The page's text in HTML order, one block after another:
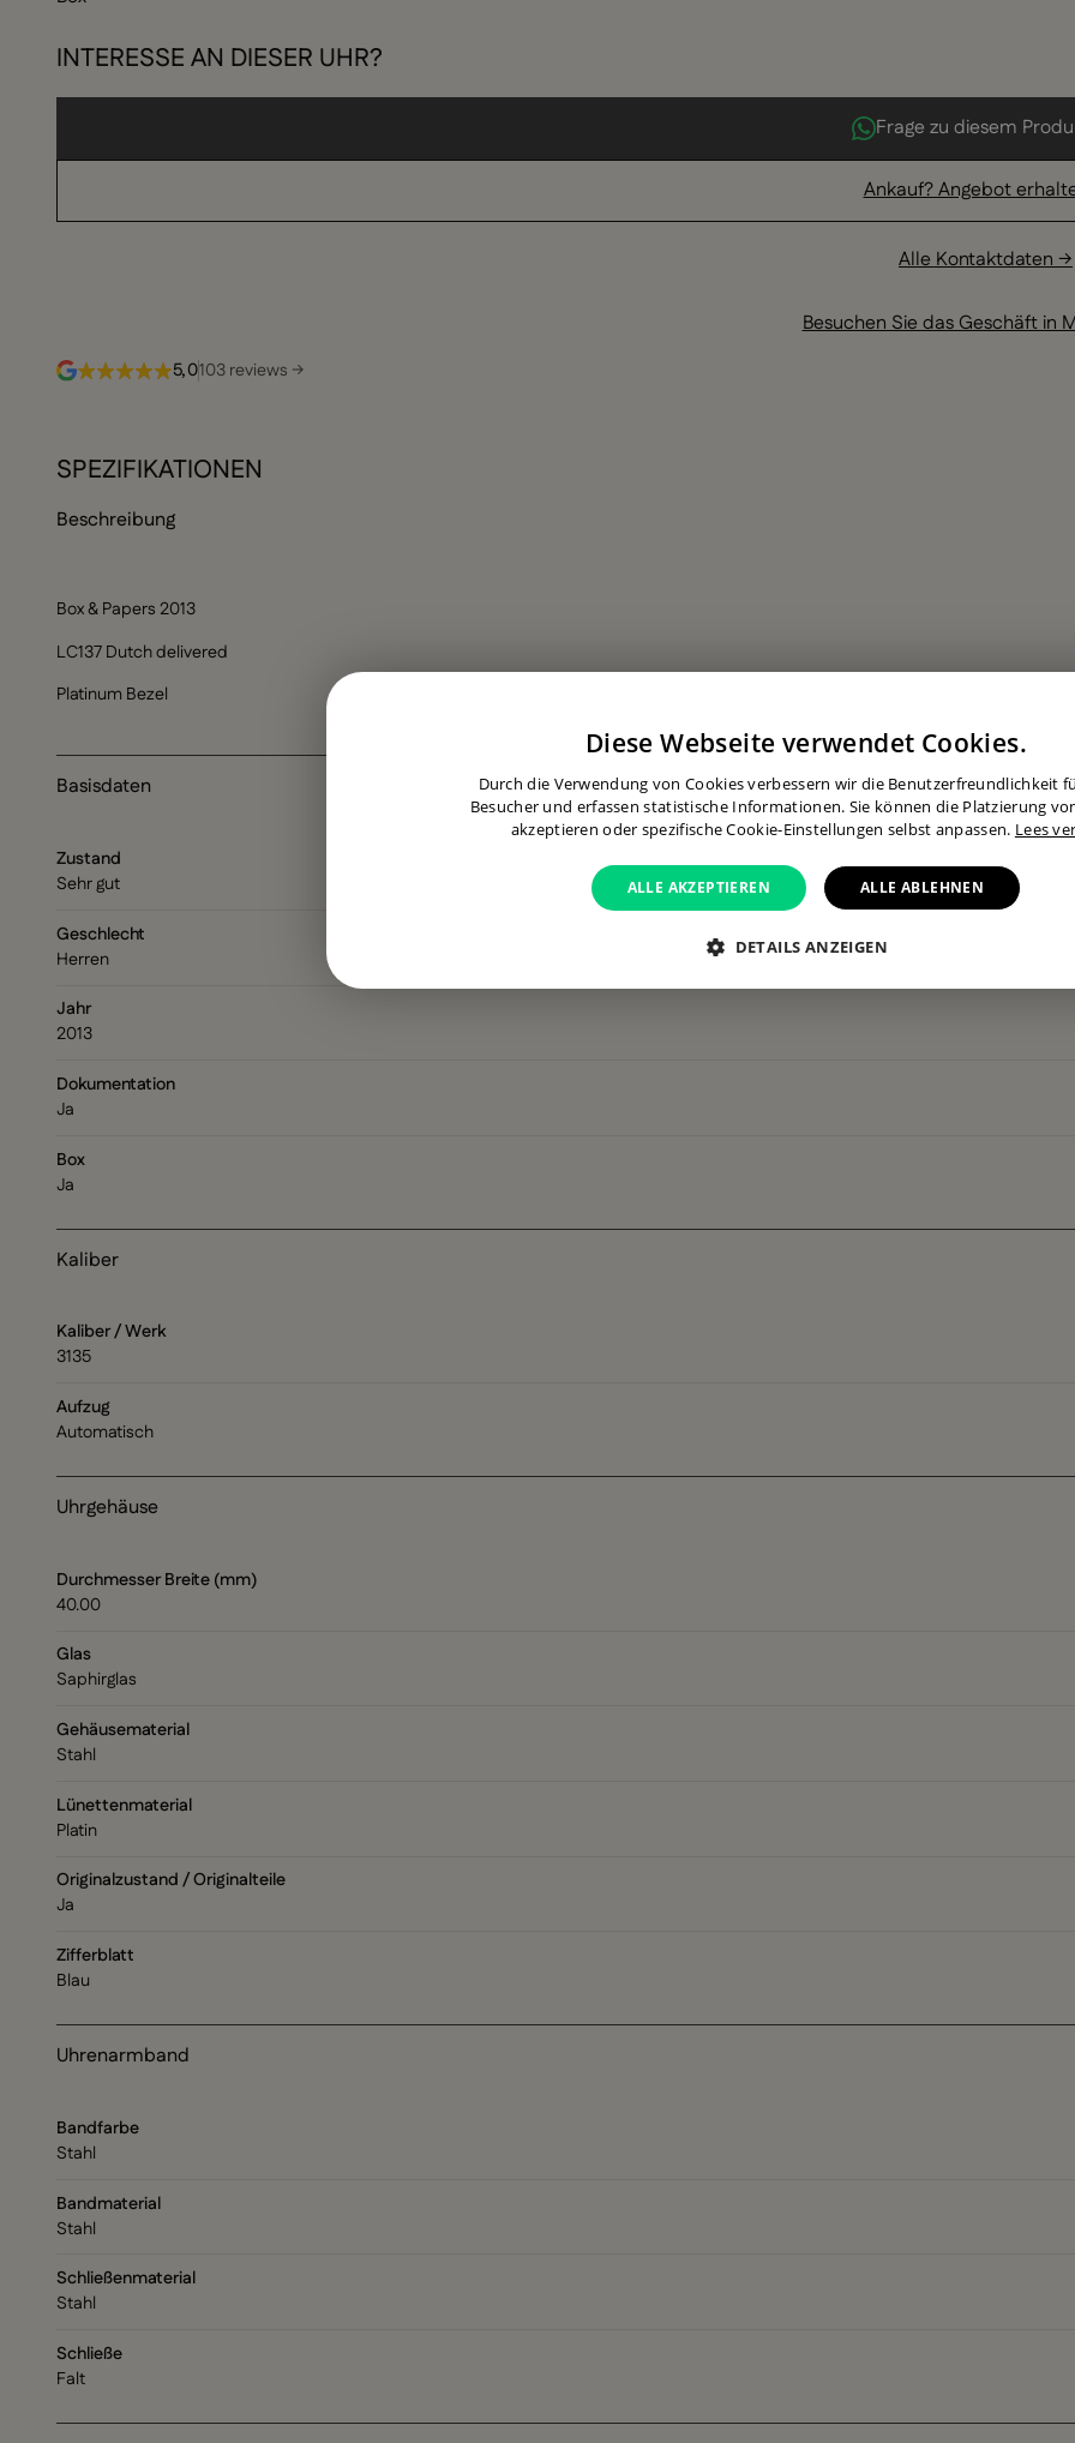
INTERESSE AN DIESER UHR?
Frage zu diesem
Ankauf? Angebot
Alle Kontaktdaten →
Besuchen Sie das Geschäft in
5,0103 reviews →
SPEZIFIKATIONEN
Beschreibung
Box & Papers 2013
LC137 Dutch delivered
Platinum Bezel
Basisdaten
Zustand
Sehr gut
Geschlecht
Herren
Jahr
2013
Dokumentation
Ja
Box
Ja
Kaliber
Kaliber / Werk
3135
Aufzug
Automatisch
Uhrgehäuse
Durchmesser Breite (mm)
40.00
Glas
Saphirglas
Gehäusematerial
Stahl
Lünettenmaterial
Platin
Originalzustand / Originalteile
Ja
Zifferblatt
Blau
Uhrenarmband
Bandfarbe
Stahl
Bandmaterial
Stahl
Schließenmaterial
Stahl
Schließe
Falt
Diese Webseite verwendet Cookies.
Durch die Verwendung von Cookies verbessern wir die Benutzerfreundlichkeit
Besucher und erfassen statistische Informationen. Sie können die Platzierung
akzeptieren oder spezifische Cookie-Einstellungen selbst anpassen. Lees
ALLE AKZEPTIEREN ALLE ABLEHNEN
DETAILS ANZEIGEN